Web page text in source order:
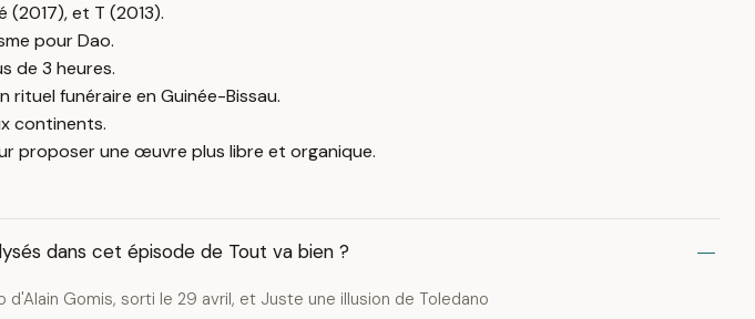
(2017), et T (2013).
pour Dao.
de 3 heures.
funéraire en Guinée-Bissau.
continents.
proposer une œuvre plus libre et organique.
dans cet épisode de Tout va bien ?
d'Alain Gomis, sorti le 29 avril, et Juste une illusion de Toledano